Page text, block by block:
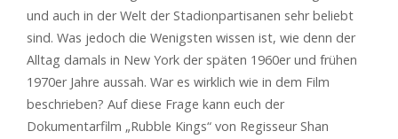
und auch in der Welt der Stadionpartisanen sehr beliebt
sind. Was jedoch die Wenigsten wissen ist, wie denn der
Alltag damals in New York der späten 1960er und frühen
1970er Jahre aussah. War es wirklich wie in dem Film
beschrieben? Auf diese Frage kann euch der
Dokumentarfilm „Rubble Kings“ von Regisseur Shan